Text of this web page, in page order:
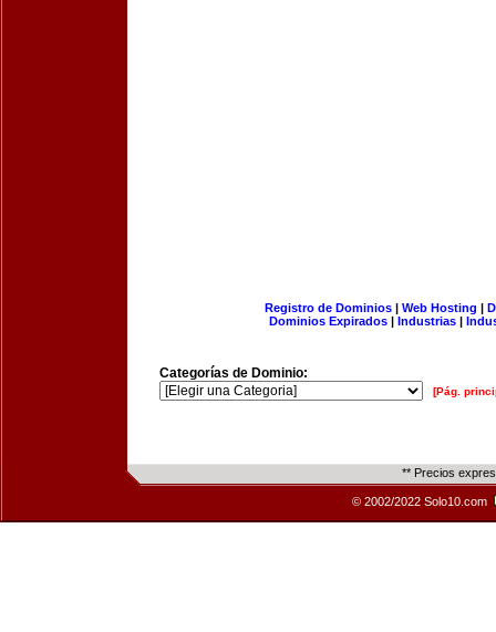
Registro de Dominios| Web Hosting |
Dominios Expirados | Industrias |
Categorías de Dominio:
[Pág.
** Precios
© 2002/2022 Solo10.com